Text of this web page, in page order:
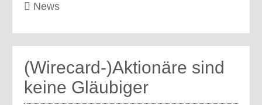
News
(Wirecard-)Aktionäre sind
keine Gläubiger